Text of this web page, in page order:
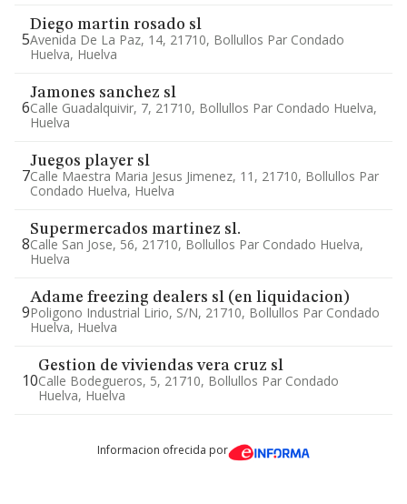
5
Diego martin rosado sl
Avenida De La Paz, 14, 21710, Bollullos Par Condado
Huelva, Huelva
6
Jamones sanchez sl
Calle Guadalquivir, 7, 21710, Bollullos Par Condado Huelva,
Huelva
7
Juegos player sl
Calle Maestra Maria Jesus Jimenez, 11, 21710, Bollullos Par
Condado Huelva, Huelva
8
Supermercados martinez sl.
Calle San Jose, 56, 21710, Bollullos Par Condado Huelva,
Huelva
9
Adame freezing dealers sl (en liquidacion)
Poligono Industrial Lirio, S/n, 21710, Bollullos Par Condado
Huelva, Huelva
10
Gestion de viviendas vera cruz sl
Calle Bodegueros, 5, 21710, Bollullos Par Condado
Huelva, Huelva
Informacion ofrecida por